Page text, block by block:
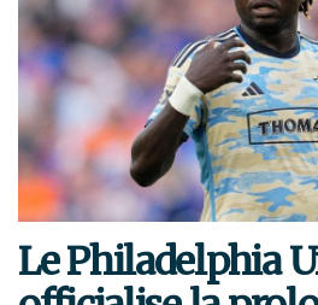
Le Philadelphia